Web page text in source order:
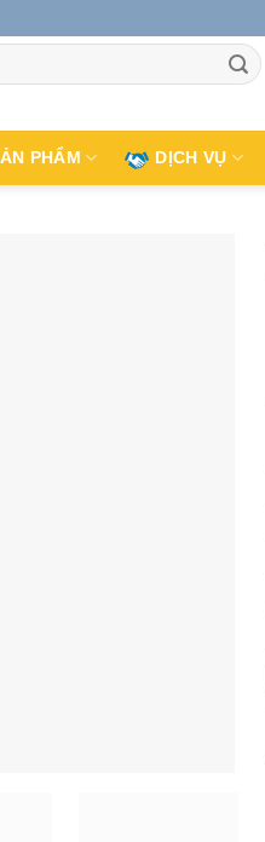
PHẨM DỊCH VỤ